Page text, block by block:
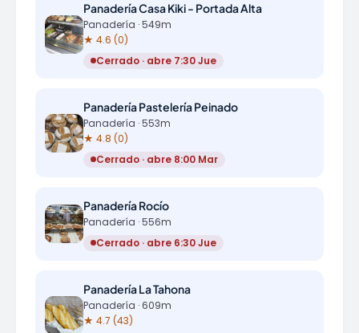
Panadería Casa Kiki - Portada Alta
Panadería · 549m
★ 4.6 (0)
Cerrado · abre 7:30 Jue
Panadería Pastelería Peinado
Panadería · 553m
★ 4.8 (0)
Cerrado · abre 8:00 Mar
Panadería Rocío
Panadería · 556m
Cerrado · abre 6:30 Jue
Panadería La Tahona
Panadería · 609m
★ 4.7 (43)